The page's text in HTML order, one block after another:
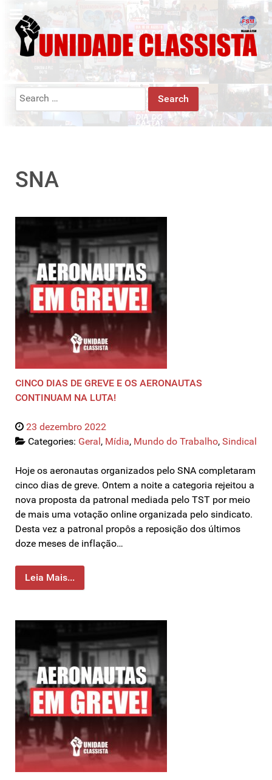
Search
SNA
CINCO DIAS DE GREVE E OS AERONAUTAS
CONTINUAM NA LUTA!
23 dezembro 2022
Categories: Geral, Mídia, Mundo do Trabalho, Sindical
Hoje os aeronautas organizados pelo SNA completaram
cinco dias de greve. Ontem a noite a categoria rejeitou a
nova proposta da patronal mediada pelo TST por meio
de mais uma votação online organizada pelo sindicato.
Desta vez a patronal propôs a reposição dos últimos
doze meses de inflação…
Leia Mais...